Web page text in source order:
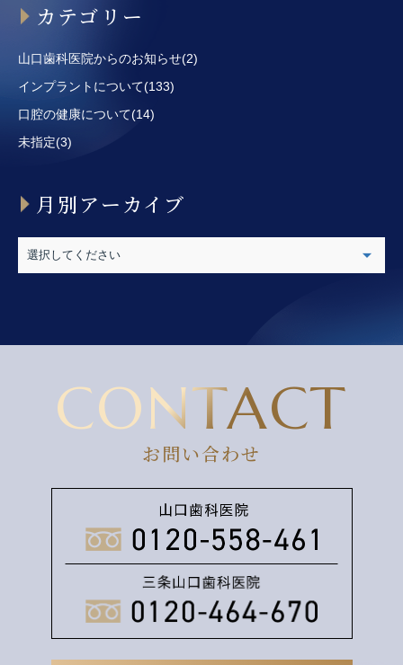
カテゴリー
山口歯科医院からのお知らせ(2)
インプラントについて(133)
口腔の健康について(14)
未指定(3)
月別アーカイブ
CONTACT
お問い合わせ